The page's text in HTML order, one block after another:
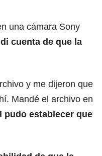
una cámara Sony
cuenta de que la
y me dijeron que
Mandé el archivo en
pudo establecer que